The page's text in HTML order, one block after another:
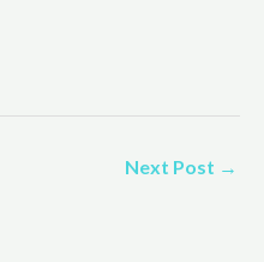
Next Post →